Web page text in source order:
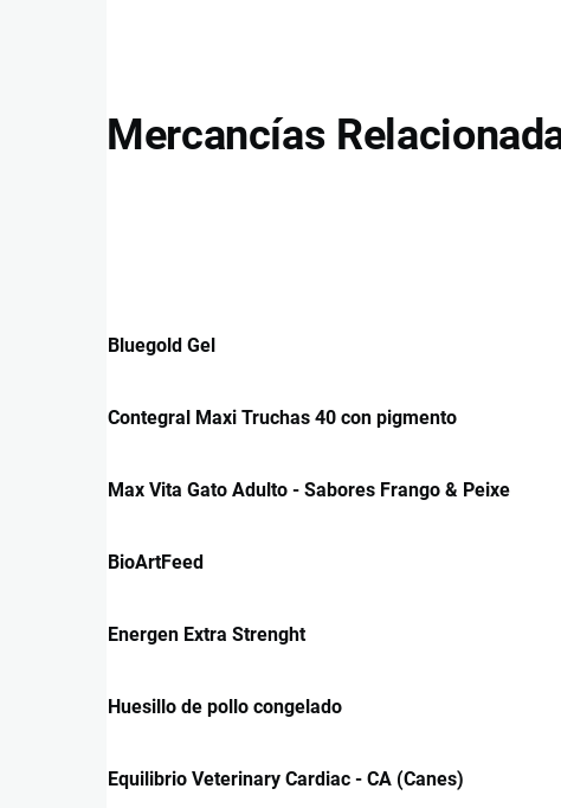
Mercancías
Bluegold Gel
Contegral Maxi Truchas 40 con pigmento
Max Vita Gato Adulto - Sabores Frango & Peixe
BioArtFeed
Energen Extra Strenght
Huesillo de pollo congelado
Equilibrio Veterinary Cardiac - CA (Canes)